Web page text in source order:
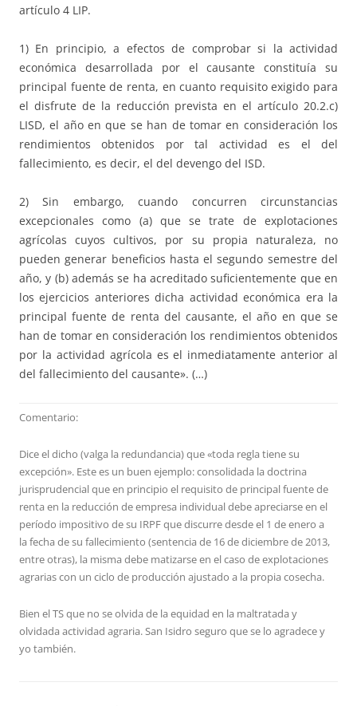
artículo 4 LIP.
1) En principio, a efectos de comprobar si la actividad
económica desarrollada por el causante constituía su
principal fuente de renta, en cuanto requisito exigido para
el disfrute de la reducción prevista en el artículo 20.2.c)
LISD, el año en que se han de tomar en consideración los
rendimientos obtenidos por tal actividad es el del
fallecimiento, es decir, el del devengo del ISD.
2) Sin embargo, cuando concurren circunstancias
excepcionales como (a) que se trate de explotaciones
agrícolas cuyos cultivos, por su propia naturaleza, no
pueden generar beneficios hasta el segundo semestre del
año, y (b) además se ha acreditado suficientemente que en
los ejercicios anteriores dicha actividad económica era la
principal fuente de renta del causante, el año en que se
han de tomar en consideración los rendimientos obtenidos
por la actividad agrícola es el inmediatamente anterior al
del fallecimiento del causante». (…)
Comentario:
Dice el dicho (valga la redundancia) que «toda regla tiene su
excepción». Este es un buen ejemplo: consolidada la doctrina
jurisprudencial que en principio el requisito de principal fuente de
renta en la reducción de empresa individual debe apreciarse en el
período impositivo de su IRPF que discurre desde el 1 de enero a
la fecha de su fallecimiento (sentencia de 16 de diciembre de 2013,
entre otras), la misma debe matizarse en el caso de explotaciones
agrarias con un ciclo de producción ajustado a la propia cosecha.
Bien el TS que no se olvida de la equidad en la maltratada y
olvidada actividad agraria. San Isidro seguro que se lo agradece y
yo también.